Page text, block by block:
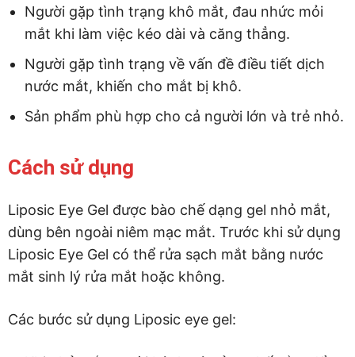
Người gặp tình trạng khô mắt, đau nhức mỏi
mắt khi làm việc kéo dài và căng thẳng.
Người gặp tình trạng về vấn đề điều tiết dịch
nước mắt, khiến cho mắt bị khô.
Sản phẩm phù hợp cho cả người lớn và trẻ nhỏ.
Cách sử dụng
Liposic Eye Gel được bào chế dạng gel nhỏ mắt,
dùng bên ngoài niêm mạc mắt. Trước khi sử dụng
Liposic Eye Gel có thể rửa sạch mắt bằng nước
mắt sinh lý rửa mắt hoặc không.
Các bước sử dụng Liposic eye gel: